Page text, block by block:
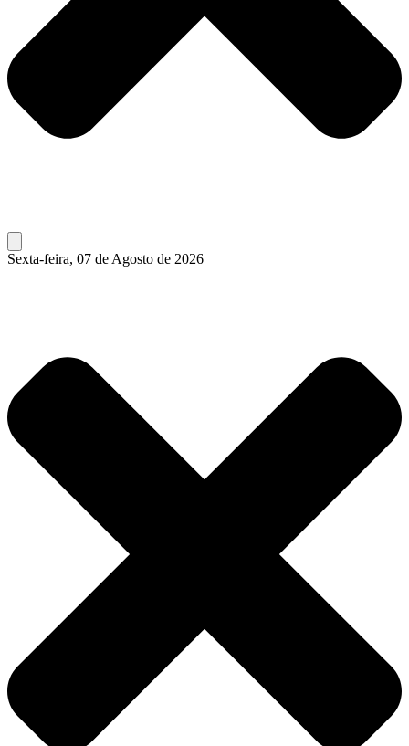
Sexta-feira, 07 de Agosto de 2026